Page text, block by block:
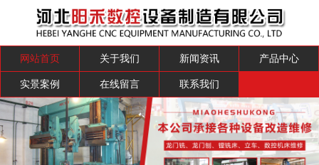
网站首页 关于我们 新闻资讯 产品中心
实景案例 在线留言 联系我们